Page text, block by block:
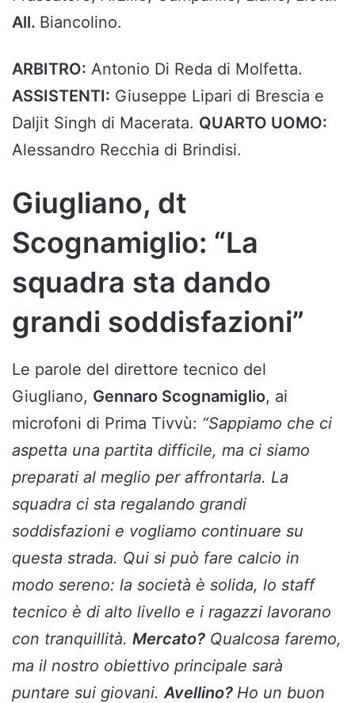
All. Biancolino.
ARBITRO: Antonio Di Reda di Molfetta.
ASSISTENTI: Giuseppe Lipari di Brescia e
Daljit Singh di Macerata. QUARTO UOMO:
Alessandro Recchia di Brindisi.
Giugliano, dt
Scognamiglio: “La
squadra sta dando
grandi soddisfazioni”
Le parole del direttore tecnico del
Giugliano, Gennaro Scognamiglio, ai
microfoni di Prima Tivvù: “Sappiamo che ci
aspetta una partita difficile, ma ci siamo
preparati al meglio per affrontarla. La
squadra ci sta regalando grandi
soddisfazioni e vogliamo continuare su
questa strada. Qui si può fare calcio in
modo sereno: la società è solida, lo staff
tecnico è di alto livello e i ragazzi lavorano
con tranquillità. Mercato? Qualcosa faremo,
ma il nostro obiettivo principale sarà
puntare sui giovani.Avellino? Ho un buon